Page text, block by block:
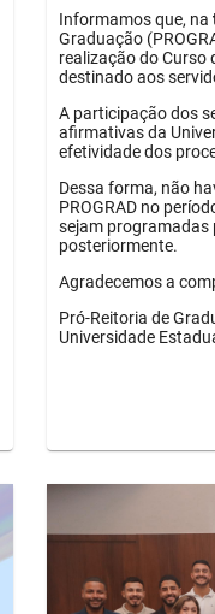
Informamos que, na
Graduação
realização do Curso
destinado aos
A participação dos
afirmativas da
efetividade dos
Dessa forma, não
PROGRAD no
sejam programadas
posteriormente.
Agradecemos a
Pró-Reitoria de
Universidade